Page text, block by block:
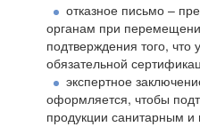
отказное письмо –
органам при
подтверждения того, что
обязательной
экспертное
оформляется, чтобы
продукции санитарным и